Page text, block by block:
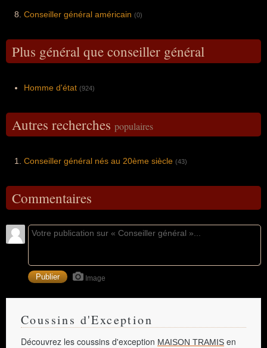
Conseiller général américain (0)
Plus général que conseiller général
Homme d'état (924)
Autres recherches populaires
Conseiller général nés au 20ème siècle (43)
Commentaires
Image
Coussins d'Exception
Découvrez les coussins d'exception MAISON TRAMIS en